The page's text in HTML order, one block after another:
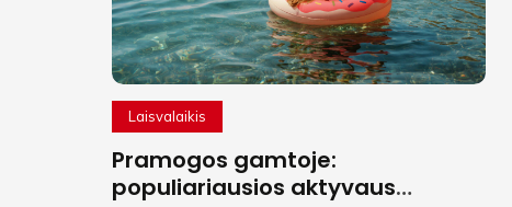
Laisvalaikis
Pramogos gamtoje:
populiariausios aktyvaus